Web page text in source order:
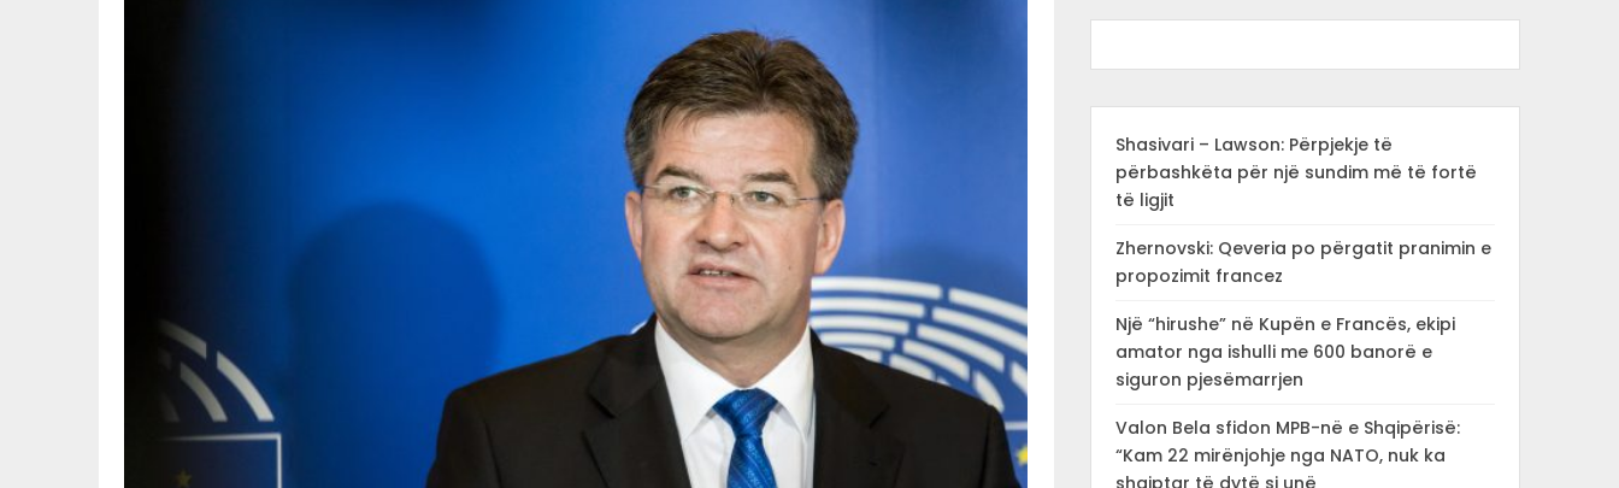
Shasivari – Lawson: Përpjekje të
përbashkëta për një sundim më të fortë
të ligjit
Zhernovski: Qeveria po përgatit pranimin e
propozimit francez
Një “hirushe” në Kupën e Francës, ekipi
amator nga ishulli me 600 banorë e
siguron pjesëmarrjen
Valon Bela sfidon MPB-në e Shqipërisë:
“Kam 22 mirënjohje nga NATO, nuk ka
shqiptar të dytë si unë